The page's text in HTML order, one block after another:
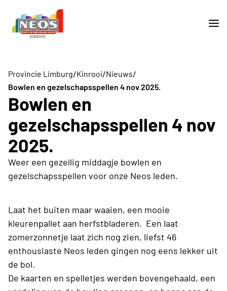
Provincie Limburg/Kinrooi/Nieuws/
Bowlen en gezelschapsspellen 4 nov 2025.
Bowlen en
gezelschapsspellen 4 nov
2025.
Weer een gezellig middagje bowlen en
gezelschapsspellen voor onze Neos leden.
Laat het buiten maar waaien, een mooie
kleurenpallet aan herfstbladeren. Een laat
zomerzonnetje laat zich nog zien, liefst 46
enthousiaste Neos leden gingen nog eens lekker uit
de bol.
De kaarten en spelletjes werden bovengehaald, een